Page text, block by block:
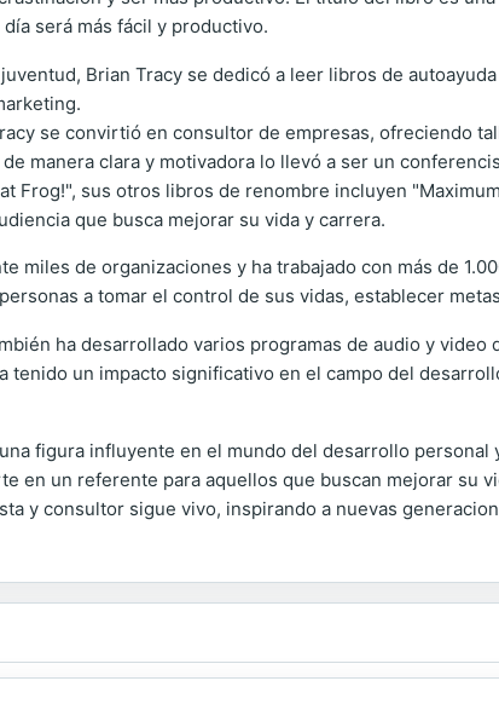
será más fácil y productivo.
Brian Tracy se dedicó a leer libros de
se convirtió en consultor de empresas, ofreciendo
manera clara y motivadora lo llevó a ser un
Frog!", sus otros libros de renombre incluyen
que busca mejorar su vida y carrera.
miles de organizaciones y ha trabajado con más de
a tomar el control de sus vidas, establecer
ha desarrollado varios programas de audio y
tenido un impacto significativo en el campo del
figura influyente en el mundo del desarrollo
en un referente para aquellos que buscan mejorar su
y consultor sigue vivo, inspirando a nuevas